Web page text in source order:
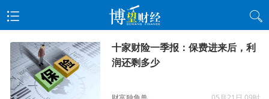
十家财险一季报：保费进来后，利
润还剩多少